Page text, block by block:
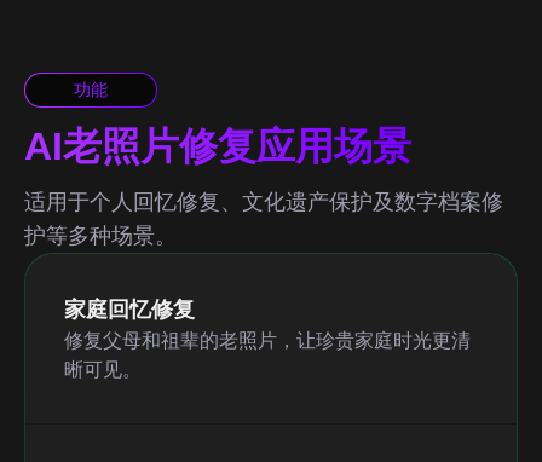
功能
AI老照片修复应用场景
适用于个人回忆修复、文化遗产保护及数字档案修
护等多种场景。
家庭回忆修复
修复父母和祖辈的老照片，让珍贵家庭时光更清
晰可见。